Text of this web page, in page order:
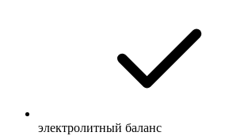
электролитный баланс